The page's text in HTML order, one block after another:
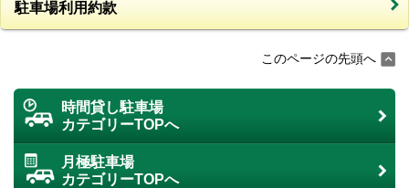
駐車場利用約款
このページの先頭へ
時間貸し駐車場
カテゴリーTOPへ
月極駐車場
カテゴリーTOPへ